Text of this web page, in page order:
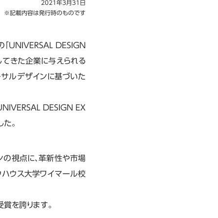
2021年3月31日
※記載内容は発行時のものです
「UNIVERSAL DESIGN
きた企業に与えられる
ルデザインに基づいた
UNIVERSAL DESIGN EX
。
視点に、革新性や市場
ハウス大学ワイマール校
を誇ります。